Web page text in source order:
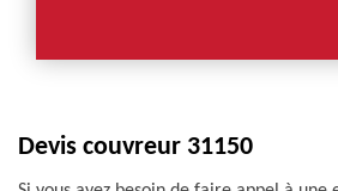
Devis couvreur 31150